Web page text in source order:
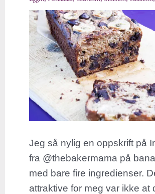
Jeg så nylig en oppskrift på
fra @thebakermama på
med bare fire ingredienser.
attraktive for meg var ikke at